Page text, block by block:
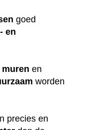
goed
en
muren en
worden
precies en